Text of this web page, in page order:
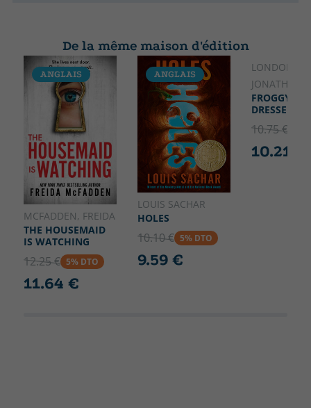
De la même maison d'édition
ANGLAIS
MCFADDEN, FREIDA
THE HOUSEMAID
IS WATCHING
12.25 € 5% DTO
11.64 €
ANGLAIS
LOUIS SACHAR
HOLES
10.10 € 5% DTO
9.59 €
ANGLAIS
LONDON,
JONATHAN
FROGGY
DRESSED
10.75 €
10.21 €